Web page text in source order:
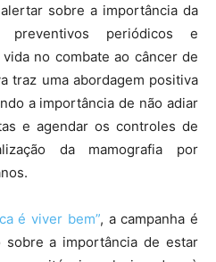
sobre a importância da
preventivos periódicos e
no combate ao câncer de
traz uma abordagem positiva
a importância de não adiar
e agendar os controles de
da mamografia por
é viver bem”, a campanha é
sobre a importância de estar